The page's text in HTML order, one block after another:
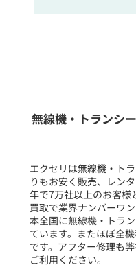
フリーワー
選択条
無線機・トランシ
エクセリは無線機・ト
りもお安く販売、レン
年で7万社以上のお客様
買取で業界ナンバーワ
本全国に無線機・トラ
ています。またほぼ全
です。アフター修理も
ご利用ください。